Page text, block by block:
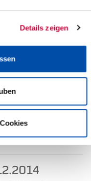
Details zeigen
Steinburg